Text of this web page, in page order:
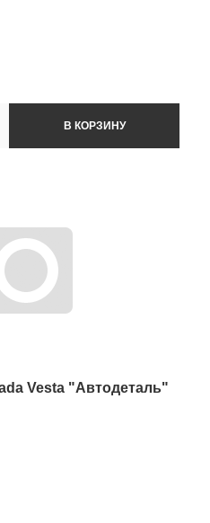
В КОРЗИНУ
Vesta "Автодеталь"